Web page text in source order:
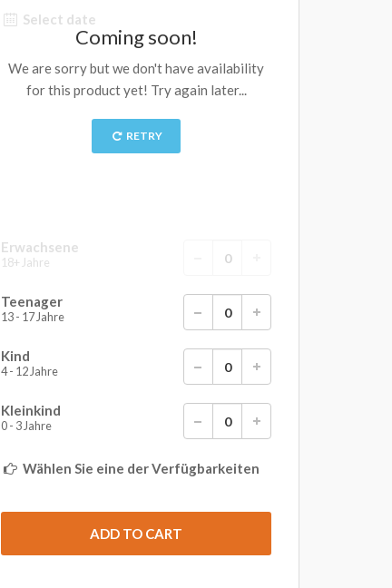
Select date
Coming soon!
We are sorry but we don't have availability
for this product yet! Try again later...
RETRY
Erwachsene
18+ Jahre
Teenager
13 - 17 Jahre
Kind
4 - 12 Jahre
Kleinkind
0 - 3 Jahre
Wählen Sie eine der Verfügbarkeiten
ADD TO CART